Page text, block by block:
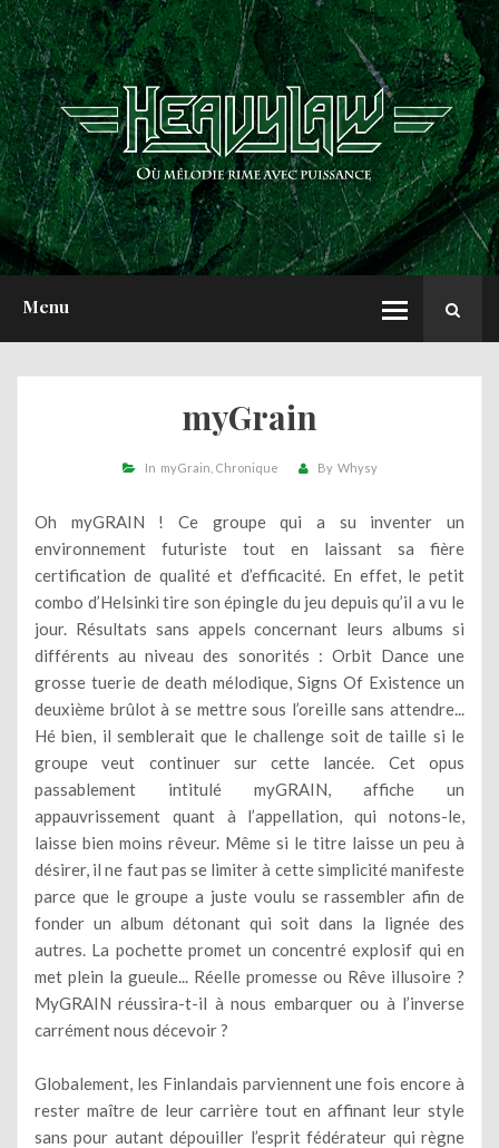
Menu
ACCUEIL
NEWS
CHRONIQUES
INTERVIEWS
REPORTS
A PROPOS
myGrain
In myGrain Chronique By Whysy
Oh myGRAIN ! Ce groupe qui a su inventer un
environnement futuriste tout en laissant sa fière
certification de qualité et d’efficacité. En effet, le petit
combo d’Helsinki tire son épingle du jeu depuis qu’il a vu le
jour. Résultats sans appels concernant leurs albums si
différents au niveau des sonorités : Orbit Dance une
grosse tuerie de death mélodique, Signs Of Existence un
deuxième brûlot à se mettre sous l’oreille sans attendre...
Hé bien, il semblerait que le challenge soit de taille si le
groupe veut continuer sur cette lancée. Cet opus
passablement intitulé myGRAIN, affiche un
appauvrissement quant à l’appellation, qui notons-le,
laisse bien moins rêveur. Même si le titre laisse un peu à
désirer, il ne faut pas se limiter à cette simplicité manifeste
parce que le groupe a juste voulu se rassembler afin de
fonder un album détonant qui soit dans la lignée des
autres. La pochette promet un concentré explosif qui en
met plein la gueule... Réelle promesse ou Rêve illusoire ?
MyGRAIN réussira-t-il à nous embarquer ou à l’inverse
carrément nous décevoir ?
Globalement, les Finlandais parviennent une fois encore à
rester maître de leur carrière tout en affinant leur style
sans pour autant dépouiller l’esprit fédérateur qui règne